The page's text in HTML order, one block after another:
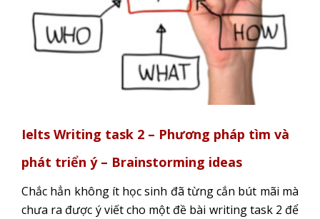
Ielts Writing task 2 – Phương pháp tìm và
phát triển ý – Brainstorming ideas
Chắc hẳn không ít học sinh đã từng cắn bút mãi mà
chưa ra được ý viết cho một đề bài writing task 2 để